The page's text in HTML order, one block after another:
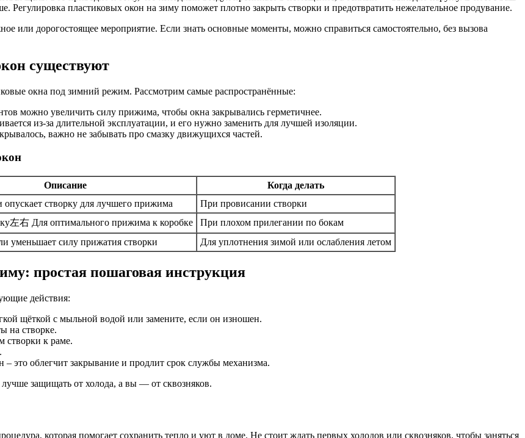
Регулировка пластиковых окон на зиму поможет плотно закрыть створки и предотвратить нежелательное продувание.
или дорогостоящее мероприятие. Если знать основные моменты, можно справиться самостоятельно, без вызова
существуют
окна под зимний режим. Рассмотрим самые распространённые:
можно увеличить силу прижима, чтобы окна закрывались герметичнее.
из-за длительной эксплуатации, и его нужно заменить для лучшей изоляции.
важно не забывать про смазку движущихся частей.
Описание
Когда делать
створку для лучшего прижима
При провисании створки
左右 Для оптимального прижима к коробке
При плохом прилегании по бокам
уменьшает силу прижатия створки Для уплотнения зимой или ослабления летом
простая пошаговая инструкция
действия:
щёткой с мыльной водой или замените, если он изношен.
на створке.
створки к раме.
это облегчит закрывание и продлит срок службы механизма.
защищать от холода, а вы — от сквозняков.
которая помогает сохранить тепло и уют в доме. Не стоит ждать первых холодов или сквозняков, чтобы заняться